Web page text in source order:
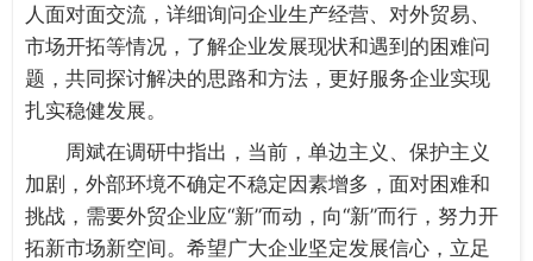
人面对面交流，详细询问企业生产经营、对外贸易、
市场开拓等情况，了解企业发展现状和遇到的困难问
题，共同探讨解决的思路和方法，更好服务企业实现
扎实稳健发展。
周斌在调研中指出，当前，单边主义、保护主义
加剧，外部环境不确定不稳定因素增多，面对困难和
挑战，需要外贸企业应“新”而动，向“新”而行，努力开
拓新市场新空间。希望广大企业坚定发展信心，立足